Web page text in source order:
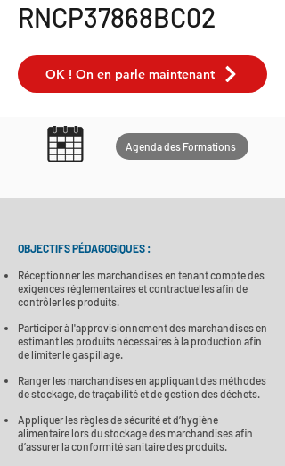
RNCP37868BC02
OK ! On en parle maintenant
Agenda des Formations
OBJECTIFS PÉDAGOGIQUES :
Réceptionner les marchandises en tenant compte des
exigences réglementaires et contractuelles afin de
contrôler les produits.
Participer à l'approvisionnement des marchandises en
estimant les produits nécessaires à la production afin
de limiter le gaspillage.
Ranger les marchandises en appliquant des méthodes
de stockage, de traçabilité et de gestion des déchets.
Appliquer les règles de sécurité et d’hygiène
alimentaire lors du stockage des marchandises afin
d’assurer laconformité sanitaire des produits.